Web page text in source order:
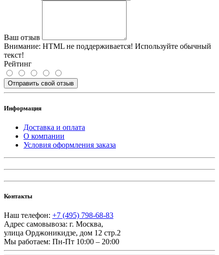
Ваш отзыв
Внимание: HTML не поддерживается! Используйте обычный
текст!
Рейтинг
Отправить свой отзыв
Информация
Доставка и оплата
О компании
Условия оформления заказа
Контакты
Наш телефон: +7 (495) 798-68-83
Адрес самовывоза: г. Москва,
улица Орджоникидзе, дом 12 стр.2
Мы работаем: Пн-Пт 10:00 – 20:00